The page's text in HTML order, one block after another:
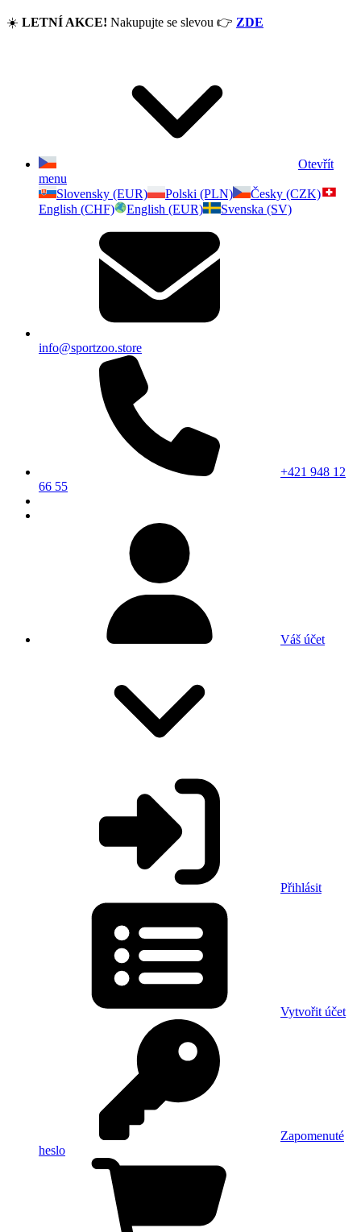
☀️ LETNÍ AKCE! Nakupujte se slevou 👉 ZDE
Otevřít
menu
Slovensky (EUR)
Polski (PLN)
Česky (CZK)
English (CHF)
English (EUR) Svenska (SV)
info@sportzoo.store
+421 948 12
66 55
Váš účet
Přihlásit
Vytvořit účet
Zapomenuté
heslo